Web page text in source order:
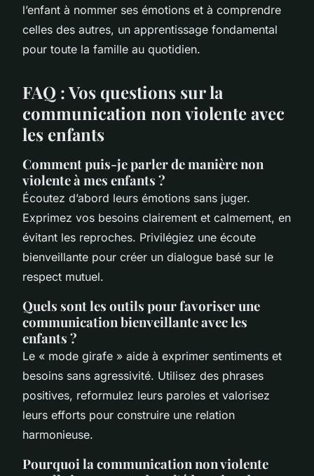
l’enfant à nommer ses émotions et à comprendre
celles des autres, un apprentissage fondamental
pour toute la famille au quotidien.
FAQ : Vos questions sur la
communication non violente avec
les enfants
Comment puis-je parler de manière non
violente à mes enfants ?
Écoutez d’abord leurs émotions sans juger.
Exprimez vos besoins clairement et calmement, en
évitant les reproches. Privilégiez une écoute
bienveillante pour créer un dialogue basé sur le
respect mutuel.
Quels sont les outils pour favoriser une
communication bienveillante avec les
enfants ?
Le « mode girafe » aide à exprimer sentiments et
besoins sans agressivité. Utilisez des phrases
positives, reformulez leurs paroles et valorisez
leurs efforts pour construire une relation
harmonieuse.
Pourquoi la communication non violente